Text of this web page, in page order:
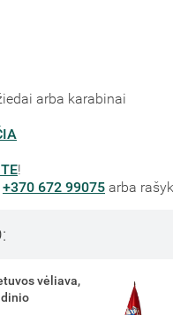
arba karabinai
!
+370 672 99075 arba
vėliava,